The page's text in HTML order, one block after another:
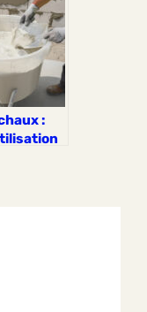
: